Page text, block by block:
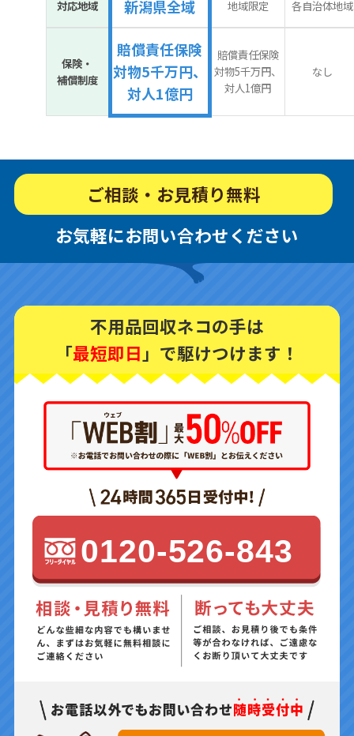
対応地域 新潟県全域 地域限定 各自治体地域
保険・
補償制度
賠償責任保険
対物5千万円、
対人1億円
賠償責任保険
対物5千万円、
対人1億円
なし
ご相談・お見積り無料
お気軽にお問い合わせください
不用品回収ネコの手は
「最短即日 」で駆けつけます！
0120-526-843